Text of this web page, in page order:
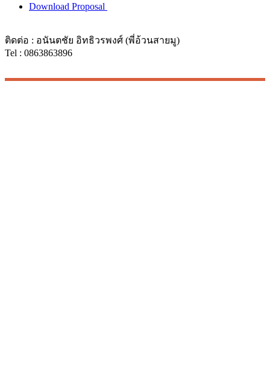
Download Proposal
ติดต่อ : อนันตชัย อิทธิวรพงศ์ (พี่อ้วนสายมู)
Tel : 0863863896